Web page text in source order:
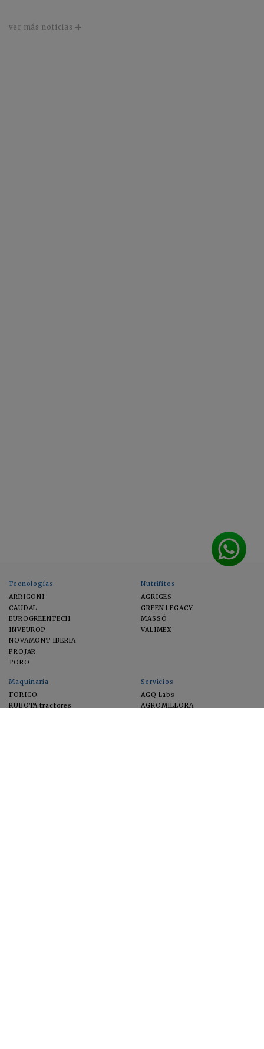
ver más noticias
Tecnologías
ARRIGONI
CAUDAL
EUROGREENTECH
INVEUROP
NOVAMONT IBERIA
PROJAR
TORO
Nutrifitos
AGRIGES
GREEN LEGACY
MASSÓ
VALIMEX
Maquinaria
FORIGO
KUBOTA tractores
Servicios
AGQ Labs
AGROMILLORA